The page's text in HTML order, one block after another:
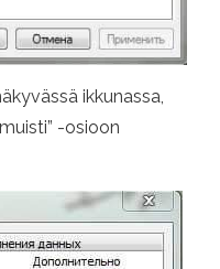
ikkunassa,
-osioon